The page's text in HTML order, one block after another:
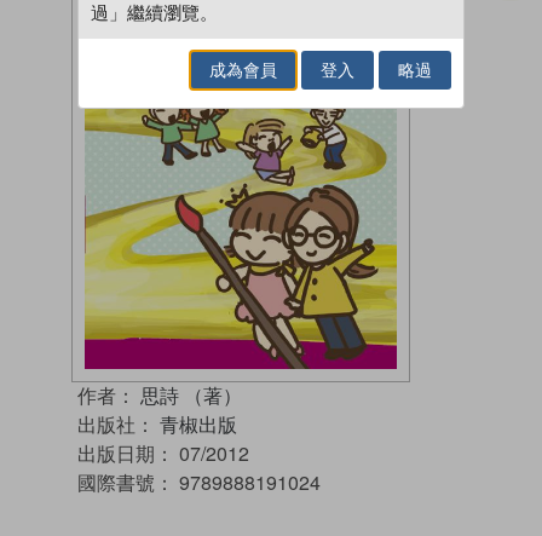
作者： 思詩 （著）
出版社： 青椒出版
出版日期： 07/2012
國際書號： 9789888191024
過」繼續瀏覽。
成為會員 登入 略過